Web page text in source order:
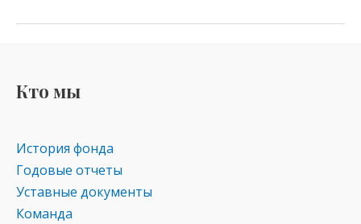
n
kl
as
s
ni
ki
e er at
Кто мы
История фонда
Годовые отчеты
Уставные документы
Команда